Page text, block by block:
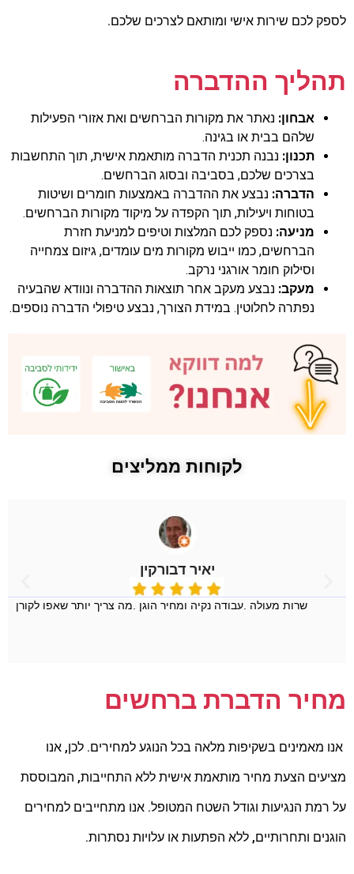
לספק לכם שירות אישי ומותאם לצרכים שלכם.
תהליך ההדברה
אבחון: נאתר את מקורות הברחשים ואת אזורי הפעילות
שלהם בבית או בגינה.
תכנון: נבנה תכנית הדברה מותאמת אישית, תוך התחשבות
בצרכים שלכם, בסביבה ובסוג הברחשים.
הדברה: נבצע את ההדברה באמצעות חומרים ושיטות
בטוחות ויעילות, תוך הקפדה על מיקוד מקורות הברחשים.
מניעה: נספק לכם המלצות וטיפים למניעת חזרת
הברחשים, כמו ייבוש מקורות מים עומדים, גיזום צמחייה
וסילוק חומר אורגני נרקב.
מעקב: נבצע מעקב אחר תוצאות ההדברה ונוודא שהבעיה
נפתרה לחלוטין. במידת הצורך, נבצע טיפולי הדברה נוספים.
לקוחות ממליצים
יאיר דבורקין
שרות מעולה .עבודה נקיה ומחיר הוגן .מה צריך יותר שאפו לקורן
מחיר הדברת ברחשים
אנו מאמינים בשקיפות מלאה בכל הנוגע למחירים. לכן, אנו
מציעים הצעת מחיר מותאמת אישית ללא התחייבות, המבוססת
על רמת הנגיעות וגודל השטח המטופל. אנו מתחייבים למחירים
הוגנים ותחרותיים, ללא הפתעות או עלויות נסתרות.